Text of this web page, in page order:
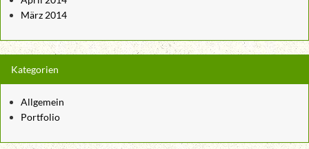
März 2014
Kategorien
Allgemein
Portfolio